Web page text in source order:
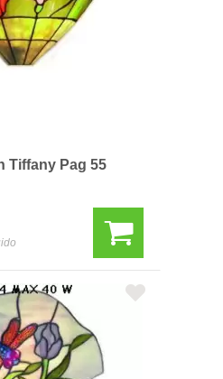
Tiffany Pag 55